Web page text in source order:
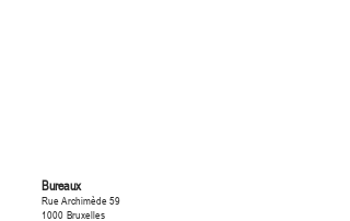
Bureaux
Rue Archimède 59
1000 Bruxelles